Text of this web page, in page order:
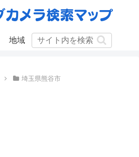
地域
埼玉県熊谷市